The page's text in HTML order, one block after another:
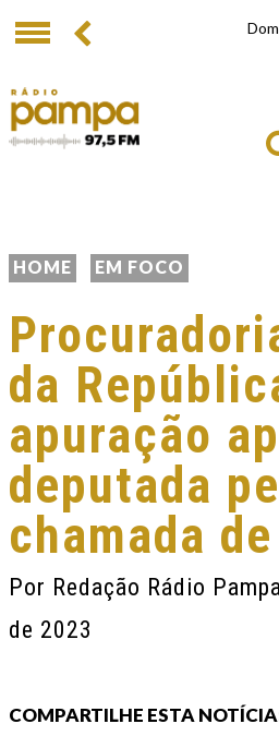
HOME EM FOCO
da
apuração
deputada
chamada
Por Redação Rádio
de 2023
COMPARTILHE ESTA